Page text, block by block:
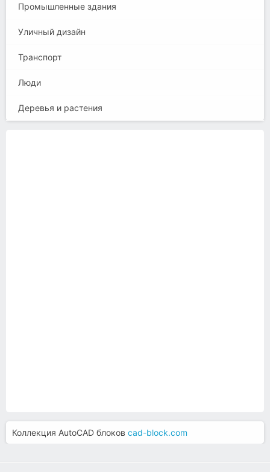
Промышленные здания
Уличный дизайн
Транспорт
Люди
Деревья и растения
Коллекция AutoCAD блоков cad-block.com